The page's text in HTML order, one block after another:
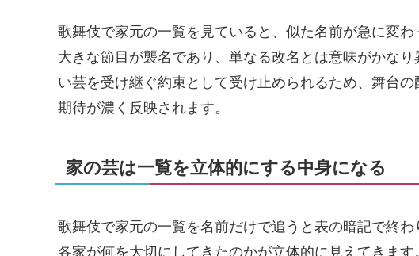
歌舞伎で家元の一覧を見ていると、似た名前が急に変
大きな節目が襲名であり、単なる改名とは意味がかな
い芸を受け継ぐ約束として受け止められるため、舞台
期待が濃く反映されます。
家の芸は一覧を立体的にする中身になる
歌舞伎で家元の一覧を名前だけで追うと表の暗記で終わ
各家が何を大切にしてきたのかが立体的に見えてきま